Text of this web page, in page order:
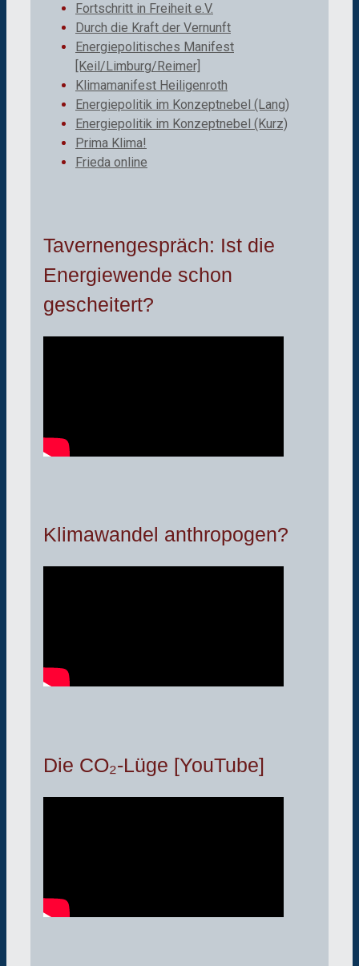
Fortschritt in Freiheit e.V.
Durch die Kraft der Vernunft
Energiepolitisches Manifest
[Keil/Limburg/Reimer]
Klimamanifest Heiligenroth
Energiepolitik im Konzeptnebel (Lang)
Energiepolitik im Konzeptnebel (Kurz)
Prima Klima!
Frieda online
Tavernengespräch: Ist die
Energiewende schon
gescheitert?
Klimawandel anthropogen?
Die CO₂-Lüge [YouTube]